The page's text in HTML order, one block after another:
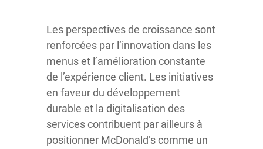
Les perspectives de croissance sont
renforcées par l’innovation dans les
menus et l’amélioration constante
de l’expérience client. Les initiatives
en faveur du développement
durable et la digitalisation des
services contribuent par ailleurs à
positionner McDonald’s comme un